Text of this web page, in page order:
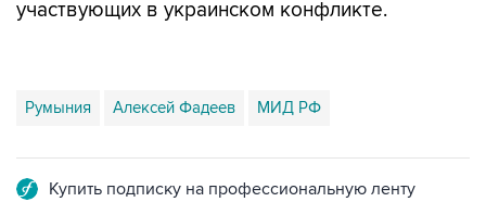
участвующих в украинском конфликте.
Румыния Алексей Фадеев МИД РФ
Купить подписку на профессиональную ленту